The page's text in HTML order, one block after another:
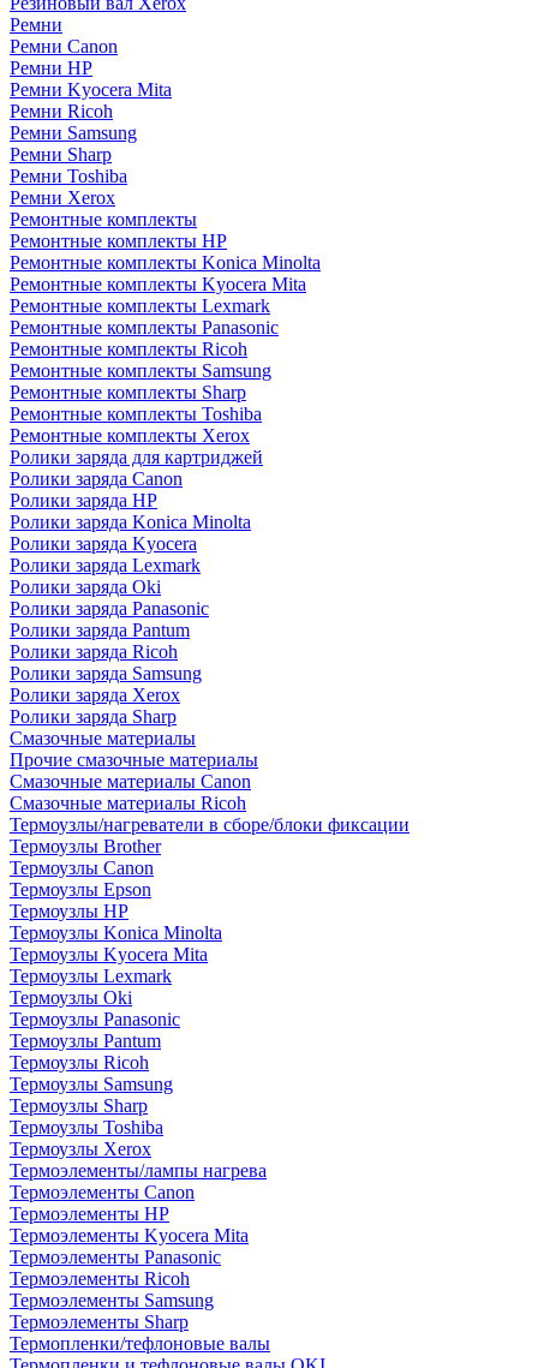
Ремни
Ремни Canon
Ремни HP
Ремни Kyocera Mita
Ремни Ricoh
Ремни Samsung
Ремни Sharp
Ремни Toshiba
Ремни Xerox
Ремонтные комплекты
Ремонтные комплекты HP
Ремонтные комплекты Konica Minolta
Ремонтные комплекты Kyocera Mita
Ремонтные комплекты Lexmark
Ремонтные комплекты Panasonic
Ремонтные комплекты Ricoh
Ремонтные комплекты Samsung
Ремонтные комплекты Sharp
Ремонтные комплекты Toshiba
Ремонтные комплекты Xerox
Ролики заряда для картриджей
Ролики заряда Canon
Ролики заряда HP
Ролики заряда Konica Minolta
Ролики заряда Kyocera
Ролики заряда Lexmark
Ролики заряда Oki
Ролики заряда Panasonic
Ролики заряда Pantum
Ролики заряда Ricoh
Ролики заряда Samsung
Ролики заряда Xerox
Ролики заряда Sharp
Смазочные материалы
Прочие смазочные материалы
Смазочные материалы Canon
Смазочные материалы Ricoh
Термоузлы/нагреватели в сборе/блоки фиксации
Термоузлы Brother
Термоузлы Canon
Термоузлы Epson
Термоузлы HP
Термоузлы Konica Minolta
Термоузлы Kyocera Mita
Термоузлы Lexmark
Термоузлы Oki
Термоузлы Panasonic
Термоузлы Pantum
Термоузлы Ricoh
Термоузлы Samsung
Термоузлы Sharp
Термоузлы Toshiba
Термоузлы Xerox
Термоэлементы/лампы нагрева
Термоэлементы Canon
Термоэлементы HP
Термоэлементы Kyocera Mita
Термоэлементы Panasonic
Термоэлементы Ricoh
Термоэлементы Samsung
Термоэлементы Sharp
Термопленки/тефлоновые валы